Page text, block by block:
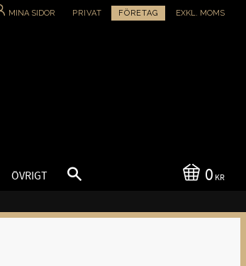
MINA SIDOR PRIVAT FÖRETAG EXKL. MOMS
0 KR
ÖVRIGT